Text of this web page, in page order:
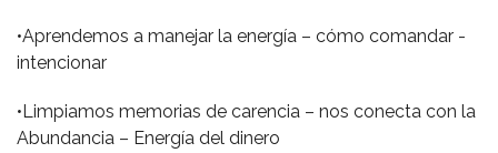
•Aprendemos a manejar la energía – cómo comandar -
intencionar
•Limpiamos memorias de carencia – nos conecta con la
Abundancia – Energía del dinero